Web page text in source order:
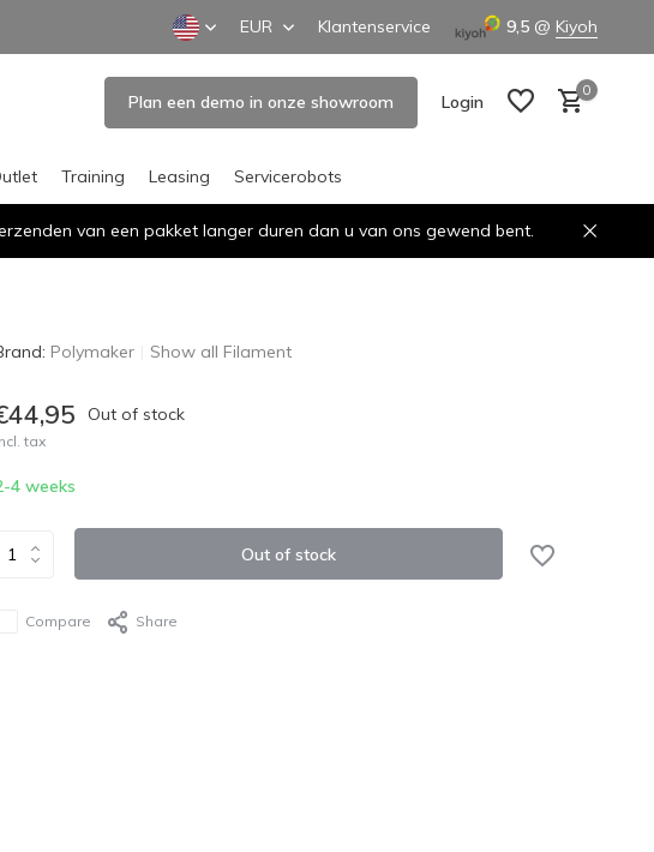
EUR Klantenservice 9,5 @ Kiyoh
Plan een demo in onze showroom Login
0
Training Leasing Servicerobots
van een pakket langer duren dan u van ons gewend bent.
Polymaker Show all Filament
Out of stock
tax
4 weeks
Out of stock
Compare Share